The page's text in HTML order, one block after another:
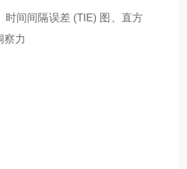
时间间隔误差 (TIE) 图、直方
察力